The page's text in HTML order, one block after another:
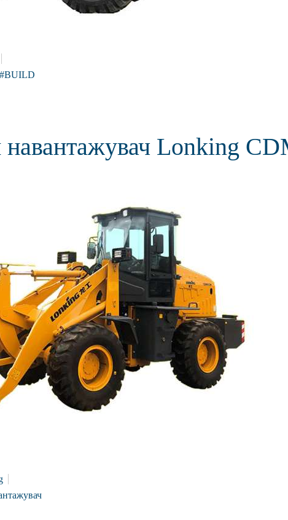
BUILD
Lonking